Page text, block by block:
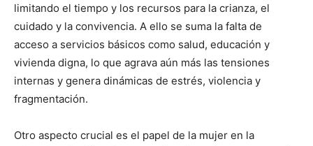
limitando el tiempo y los recursos para la crianza, el
cuidado y la convivencia. A ello se suma la falta de
acceso a servicios básicos como salud, educación y
vivienda digna, lo que agrava aún más las tensiones
internas y genera dinámicas de estrés, violencia y
fragmentación.
Otro aspecto crucial es el papel de la mujer en la